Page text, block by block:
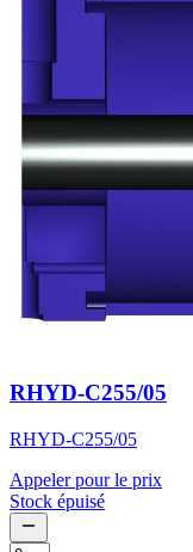
RHYD-C255/05
RHYD-C255/05
Appeler pour le prix
Stock épuisé